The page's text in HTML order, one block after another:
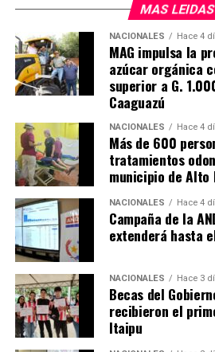
El nuevo hospital cuenta con 10
tratamiento de quimioterapia, que
lunes a viernes, de 7 de la
atender a más de 50 pacientes
El Hospital Día inaugurado en
que habilita el actual gobierno. En
presidente de la República,
bajo su adminitración el
Nacional del Cáncer creció más de
actualmente se está haciendo una
infraestructura como nunca
Anunció también que su gobierno
para que todos los pacientes
Por su parte, El gobernador de
afirmó que la habilitación de este
es «un sueño que se está
MAS LEIDAS
NACIONALES Hace 4
MAG impulsa la
azúcar orgánica
superior a G.
Caaguazú
NACIONALES Hace 4
Más de 600
tratamientos
municipio de Alto
NACIONALES Hace 4
Campaña de la
extenderá hasta
NACIONALES Hace 3
Becas del
recibieron el
Itaipu